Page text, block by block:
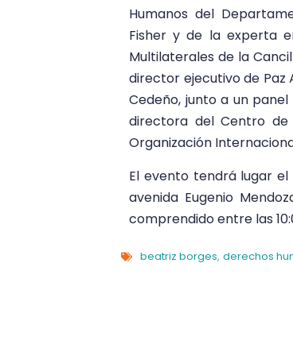
Humanos del
Fisher y de la experta
Multilaterales de la
director ejecutivo de Paz
Cedeño, junto a un
directora del Centro de
Organización
El evento tendrá lugar el
avenida Eugenio
comprendido entre las
beatriz borges, derechos